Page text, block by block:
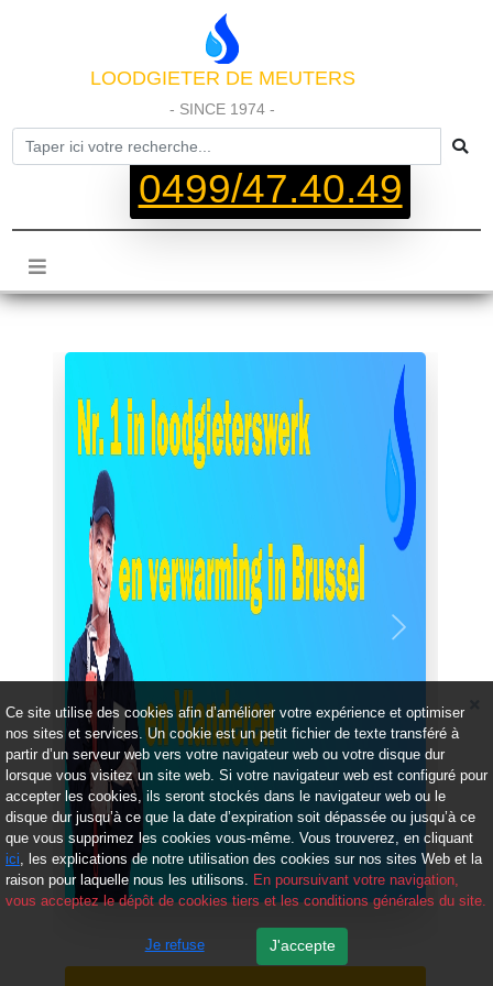
LOODGIETER DE MEUTERS
- SINCE 1974 -
0499/47.40.49
Précédent Suivant
Ce site utilise des cookies afin d’améliorer votre expérience et optimiser
nos sites et services. Un cookie est un petit fichier de texte transféré à
partir d’un serveur web vers votre navigateur web ou votre disque dur
lorsque vous visitez un site web. Si votre navigateur web est configuré pour
accepter les cookies, ils seront stockés dans le navigateur web ou le
disque dur jusqu’à ce que la date d’expiration soit dépassée ou jusqu’à ce
que vous supprimez les cookies vous-même. Vous trouverez, en cliquant
ici, les explications de notre utilisation des cookies sur nos sites Web et la
raison pour laquelle nous les utilisons. En poursuivant votre navigation,
vous acceptez le dépôt de cookies tiers et les conditions générales du site.
Je refuse J'accepte